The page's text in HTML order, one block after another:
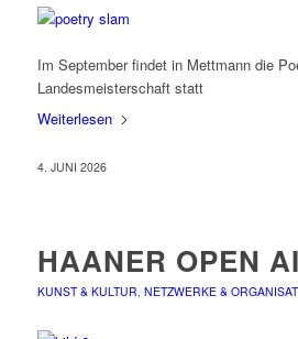
Im September findet in Mettmann die
Landesmeisterschaft statt
Weiterlesen
4. JUNI 2026
HAANER OPEN
KUNST & KULTUR, NETZWERKE &